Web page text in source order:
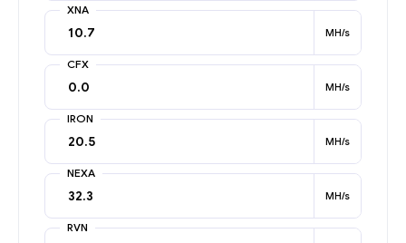
XNA
MH/s
CFX
MH/s
IRON
MH/s
NEXA
MH/s
RVN